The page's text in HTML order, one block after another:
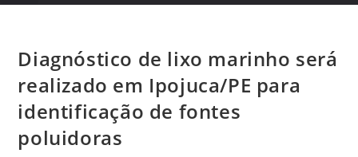
Diagnóstico de lixo marinho será
realizado em Ipojuca/PE para
identificação de fontes
poluidoras